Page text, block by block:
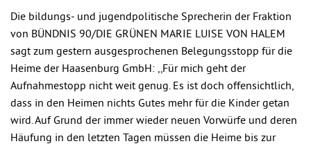
Die bildungs- und jugendpolitische Sprecherin der Fraktion
von BÜNDNIS 90/DIE GRÜNEN MARIE LUISE VON HALEM
sagt zum gestern ausgesprochenen Belegungsstopp für die
Heime der Haasenburg GmbH: ,,Für mich geht der
Aufnahmestopp nicht weit genug. Es ist doch offensichtlich,
dass in den Heimen nichts Gutes mehr für die Kinder getan
wird. Auf Grund der immer wieder neuen Vorwürfe und deren
Häufung in den letzten Tagen müssen die Heime bis zur